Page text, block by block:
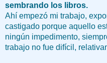
sembrando los libros.
Ahí empezó mi trabajo,
castigado porque aquello
ningún impedimento,
trabajo no fue difícil,